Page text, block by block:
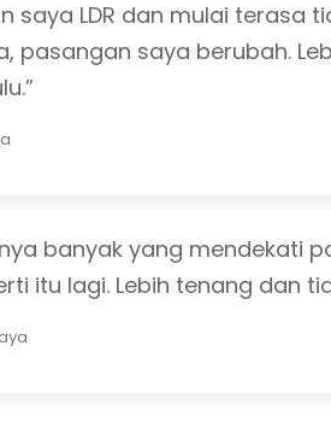
saya LDR dan mulai terasa
pasangan saya berubah.
banyak yang mendekati
itu lagi. Lebih tenang dan